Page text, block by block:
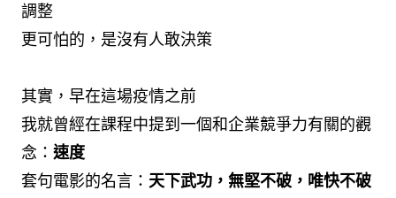
調整
更可怕的，是沒有人敢決策
其實，早在這場疫情之前
我就曾經在課程中提到一個和企業競爭力有關的觀
念： 速度
套句電影的名言： 天下武功，無堅不破，唯快不破